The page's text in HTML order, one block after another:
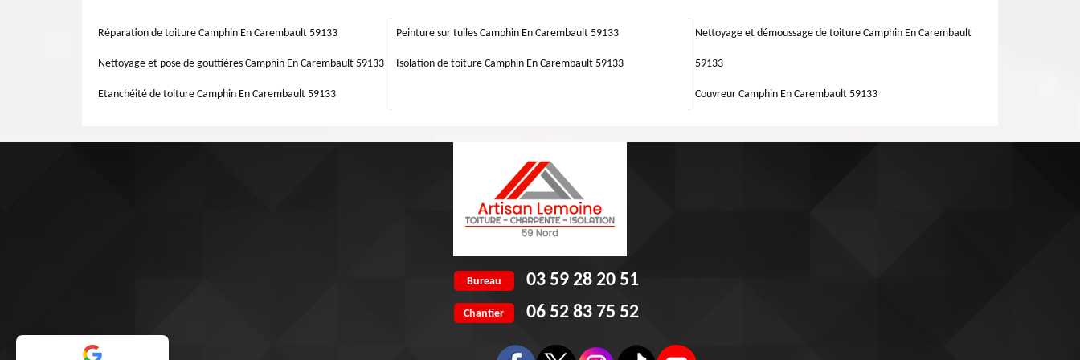
pour satisfaire les besoins des clients, et accomplir leurs attentes. Donc, découvrez le tarif de votre travail du ravalement de
Réparation de toiture Camphin En Carembault 59133
Nettoyage et pose de gouttières Camphin En Carembault 59133
Etanchéité de toiture Camphin En Carembault 59133
Peinture sur tuiles Camphin En Carembault 59133
Isolation de toiture Camphin En Carembault 59133
Nettoyage et démoussage de toiture Camphin En Carembault
59133
Couvreur Camphin En Carembault 59133
Bureau 03 59 28 20 51
Chantier 06 52 83 75 52